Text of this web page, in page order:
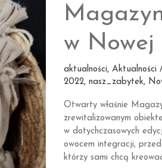
w Nowej
aktualności, Aktualności
2022, nasz_zabytek,
Otwarty właśnie
zrewitalizowanym
w dotychczasowych
owocem integracji,
którzy sami chcą